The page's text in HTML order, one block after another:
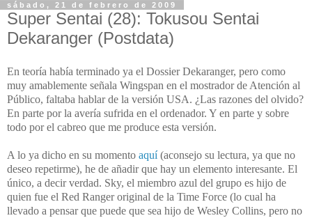
sábado, 21 de febrero de 2009
Super Sentai (28): Tokusou Sentai
Dekaranger (Postdata)
En teoría había terminado ya el Dossier Dekaranger, pero como
muy amablemente señala Wingspan en el mostrador de Atención al
Público, faltaba hablar de la versión USA. ¿Las razones del olvido?
En parte por la avería sufrida en el ordenador. Y en parte y sobre
todo por el cabreo que me produce esta versión.
A lo ya dicho en su momento aquí(aconsejo su lectura, ya que no
deseo repetirme), he de añadir que hay un elemento interesante. El
único, a decir verdad. Sky, el miembro azul del grupo es hijo de
quien fue el Red Ranger original de la Time Force (lo cual ha
llevado a pensar que puede que sea hijo de Wesley Collins, pero no